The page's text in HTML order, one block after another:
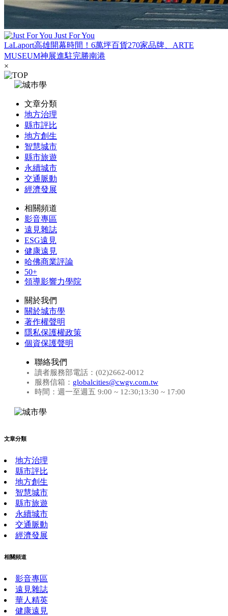
Just For You
LaLaport高雄開幕時間！6萬坪百貨270家品牌、ARTE
MUSEUM神展進駐完勝南港
×
文章分類
地方治理
縣市評比
地方創生
智慧城市
縣市旅遊
永續城市
交通脈動
經濟發展
相關頻道
影音專區
遠見雜誌
ESG遠見
健康遠見
哈佛商業評論
50+
領導影響力學院
關於我們
關於城市學
著作權聲明
隱私保護權政策
個資保護聲明
聯絡我們
讀者服務部電話：(02)2662-0012
服務信箱： globalcities@cwgv.com.tw
時間：週一至週五 9:00 ~ 12:30;13:30 ~ 17:00
文章分類
地方治理
縣市評比
地方創生
智慧城市
縣市旅遊
永續城市
交通脈動
經濟發展
相關頻道
影音專區
遠見雜誌
華人精英
健康遠見